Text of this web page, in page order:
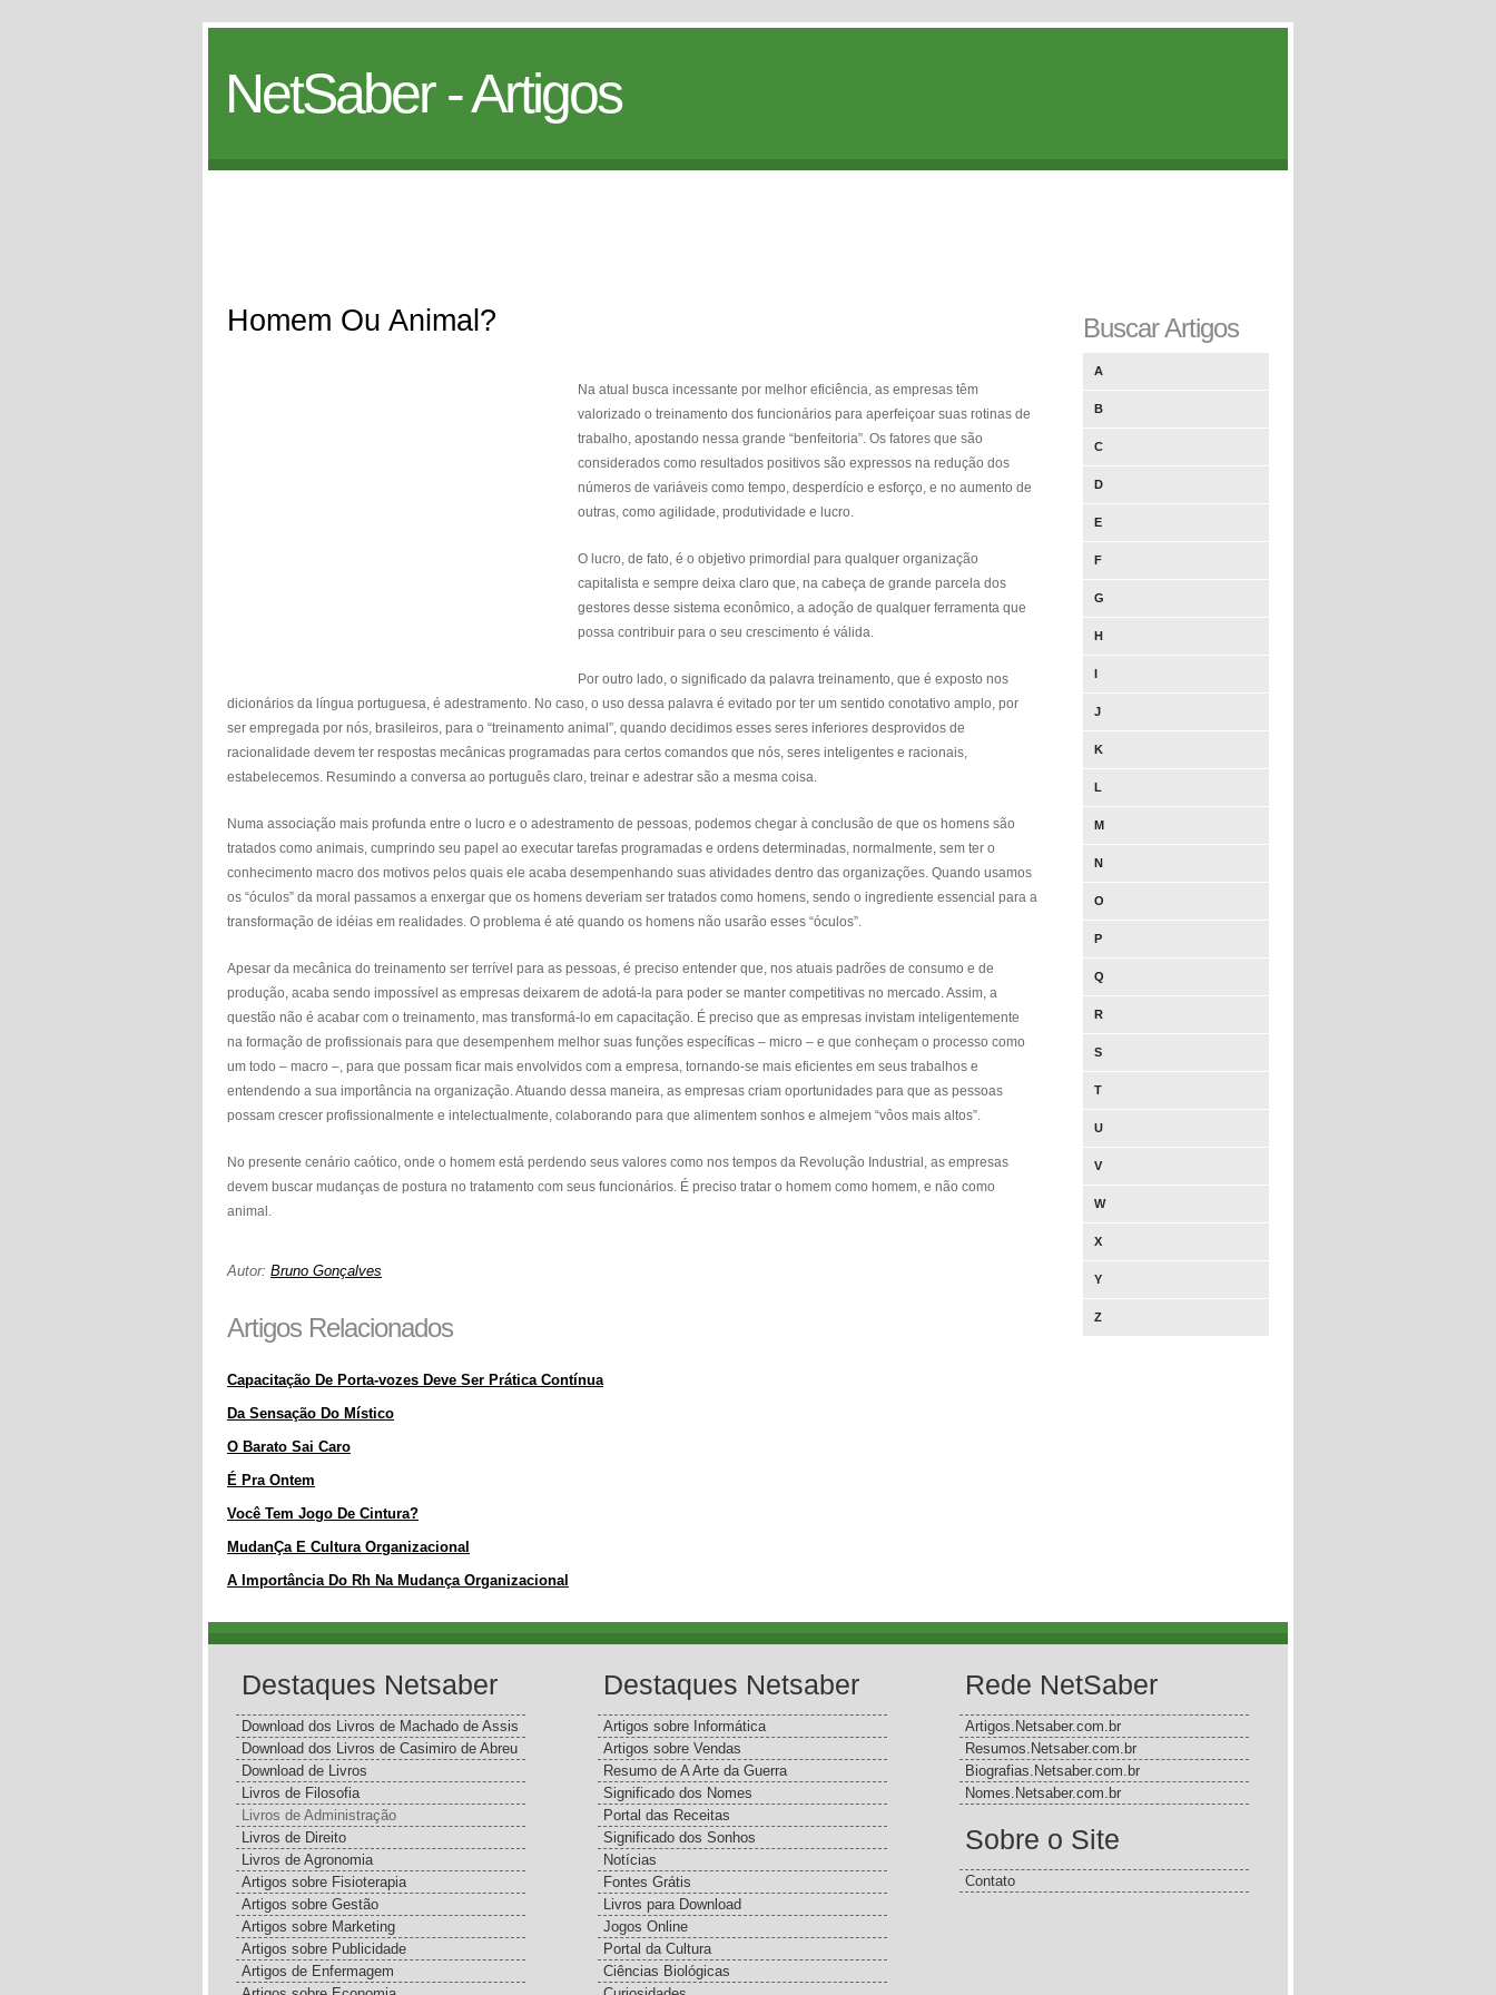
NetSaber - Artigos
Homem Ou Animal?
Na atual busca incessante por melhor eficiência, as empresas têm
valorizado o treinamento dos funcionários para aperfeiçoar suas rotinas de
trabalho, apostando nessa grande “benfeitoria”. Os fatores que são
considerados como resultados positivos são expressos na redução dos
números de variáveis como tempo, desperdício e esforço, e no aumento de
outras, como agilidade, produtividade e lucro.
O lucro, de fato, é o objetivo primordial para qualquer organização
capitalista e sempre deixa claro que, na cabeça de grande parcela dos
gestores desse sistema econômico, a adoção de qualquer ferramenta que
possa contribuir para o seu crescimento é válida.
Por outro lado, o significado da palavra treinamento, que é exposto nos
dicionários da língua portuguesa, é adestramento. No caso, o uso dessa palavra é evitado por ter um sentido conotativo amplo, por
ser empregada por nós, brasileiros, para o “treinamento animal”, quando decidimos esses seres inferiores desprovidos de
racionalidade devem ter respostas mecânicas programadas para certos comandos que nós, seres inteligentes e racionais,
estabelecemos. Resumindo a conversa ao português claro, treinar e adestrar são a mesma coisa.
Numa associação mais profunda entre o lucro e o adestramento de pessoas, podemos chegar à conclusão de que os homens são
tratados como animais, cumprindo seu papel ao executar tarefas programadas e ordens determinadas, normalmente, sem ter o
conhecimento macro dos motivos pelos quais ele acaba desempenhando suas atividades dentro das organizações. Quando usamos
os “óculos” da moral passamos a enxergar que os homens deveriam ser tratados como homens, sendo o ingrediente essencial para a
transformação de idéias em realidades. O problema é até quando os homens não usarão esses “óculos”.
Apesar da mecânica do treinamento ser terrível para as pessoas, é preciso entender que, nos atuais padrões de consumo e de
produção, acaba sendo impossível as empresas deixarem de adotá-la para poder se manter competitivas no mercado. Assim, a
questão não é acabar com o treinamento, mas transformá-lo em capacitação. É preciso que as empresas invistam inteligentemente
na formação de profissionais para que desempenhem melhor suas funções específicas – micro – e que conheçam o processo como
um todo – macro –, para que possam ficar mais envolvidos com a empresa, tornando-se mais eficientes em seus trabalhos e
entendendo a sua importância na organização. Atuando dessa maneira, as empresas criam oportunidades para que as pessoas
possam crescer profissionalmente e intelectualmente, colaborando para que alimentem sonhos e almejem “vôos mais altos”.
No presente cenário caótico, onde o homem está perdendo seus valores como nos tempos da Revolução Industrial, as empresas
devem buscar mudanças de postura no tratamento com seus funcionários. É preciso tratar o homem como homem, e não como
animal.
Autor: Bruno Gonçalves
Artigos Relacionados
Capacitação De Porta-vozes Deve Ser Prática Contínua
Da Sensação Do Místico
O Barato Sai Caro
É Pra Ontem
Você Tem Jogo De Cintura?
MudanÇa E Cultura Organizacional
A Importância Do Rh Na Mudança Organizacional
Buscar Artigos
A
B
C
D
E
F
G
H
I
J
K
L
M
N
O
P
Q
R
S
T
U
V
W
X
Y
Z
Destaques Netsaber
Download dos Livros de Machado de Assis
Download dos Livros de Casimiro de Abreu
Download de Livros
Livros de Filosofia
Livros de Administração
Livros de Direito
Livros de Agronomia
Artigos sobre Fisioterapia
Artigos sobre Gestão
Artigos sobre Marketing
Artigos sobre Publicidade
Artigos de Enfermagem
Destaques Netsaber
Artigos sobre Informática
Artigos sobre Vendas
Resumo de A Arte da Guerra
Significado dos Nomes
Portal das Receitas
Significado dos Sonhos
Notícias
Fontes Grátis
Livros para Download
Jogos Online
Portal da Cultura
Ciências Biológicas
Rede NetSaber
Artigos.Netsaber.com.br
Resumos.Netsaber.com.br
Biografias.Netsaber.com.br
Nomes.Netsaber.com.br
Sobre o Site
Contato